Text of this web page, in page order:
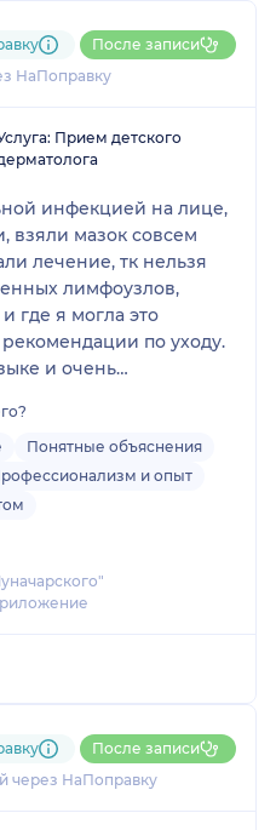
НаПоправку
После записи
Прием детского
инфекцией на лице,
взяли мазок совсем
лечение, тк нельзя
лимфоузлов,
где я могла это
рекомендации по уходу.
и очень
перешел на соседние
из-за мази и
Понятные объяснения
и опыт
через НаПоправку
После записи